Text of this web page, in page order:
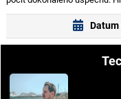
Datum